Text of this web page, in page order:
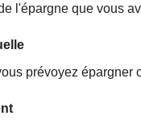
l'épargne que vous
prévoyez